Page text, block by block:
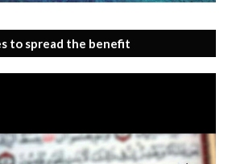
to spread the benefit